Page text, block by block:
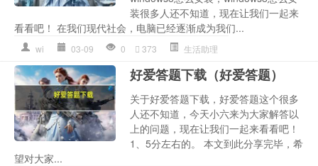
装很多人还不知道，现在让我们一起来
看看吧！ 在我们现代社会，电脑已经逐渐成为我们...
wi 03-09 0 373 生活助理
好爱答题下载（好爱答题）
关于好爱答题下载，好爱答题这个很多
人还不知道，今天小六来为大家解答以
上的问题，现在让我们一起来看看吧！
1、5分左右的。 本文到此分享完毕，希
望对大家...